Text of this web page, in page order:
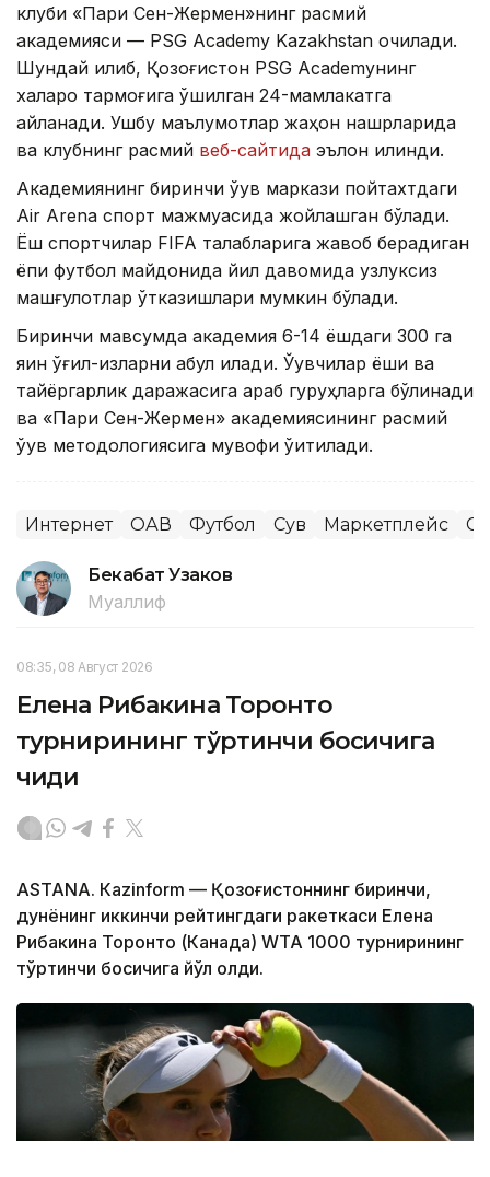
клуби «Пари Сен-Жермен»нинг расмий
академияси — PSG Academy Kazakhstan очилади.
Шундай қилиб, Қозоғистон PSG Academyнинг
халқаро тармоғига қўшилган 24-мамлакатга
айланади. Ушбу маълумотлар жаҳон нашрларида
ва клубнинг расмий веб-сайтида эълон қилинди.
Академиянинг биринчи ўқув маркази пойтахтдаги
Air Arena спорт мажмуасида жойлашган бўлади.
Ёш спортчилар FIFA талабларига жавоб берадиган
ёпиқ футбол майдонида йил давомида узлуксиз
машғулотлар ўтказишлари мумкин бўлади.
Биринчи мавсумда академия 6-14 ёшдаги 300 га
яқин ўғил-қизларни қабул қилади. Ўқувчилар ёши ва
тайёргарлик даражасига қараб гуруҳларга бўлинади
ва «Пари Сен-Жермен» академиясининг расмий
ўқув методологиясига мувофиқ ўқитилади.
Интернет ОАВ Футбол Сув Маркетплейс
Бекабат Узаков
Муаллиф
08:35, 08 Август 2026
Елена Рибакина Торонто
турнирининг тўртинчи босқичига
чиқди
ASTANА. Кazinform — Қозоғистоннинг биринчи,
дунёнинг иккинчи рейтингдаги ракеткаси Елена
Рибакина Торонто (Канада) WТА 1000 турнирининг
тўртинчи босқичига йўл олди.